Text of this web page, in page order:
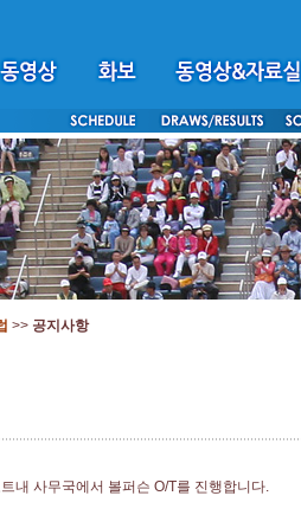
>> 공지사항
내 사무국에서 볼퍼슨 O/T를 진행합니다.